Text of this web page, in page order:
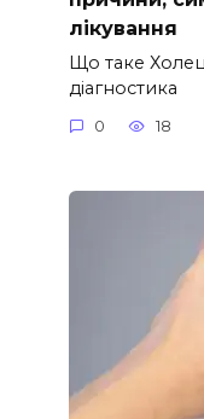
лікування
Що таке
діагностика
0 18